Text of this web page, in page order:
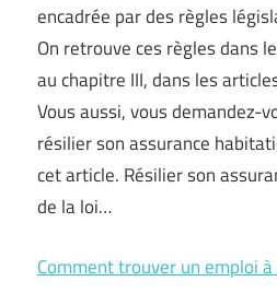
encadrée par des règles
On retrouve ces règles dans
au chapitre III, dans les
Vous aussi, vous demandez-
résilier son assurance
cet article. Résilier son
de la loi…
Comment trouver un emploi à